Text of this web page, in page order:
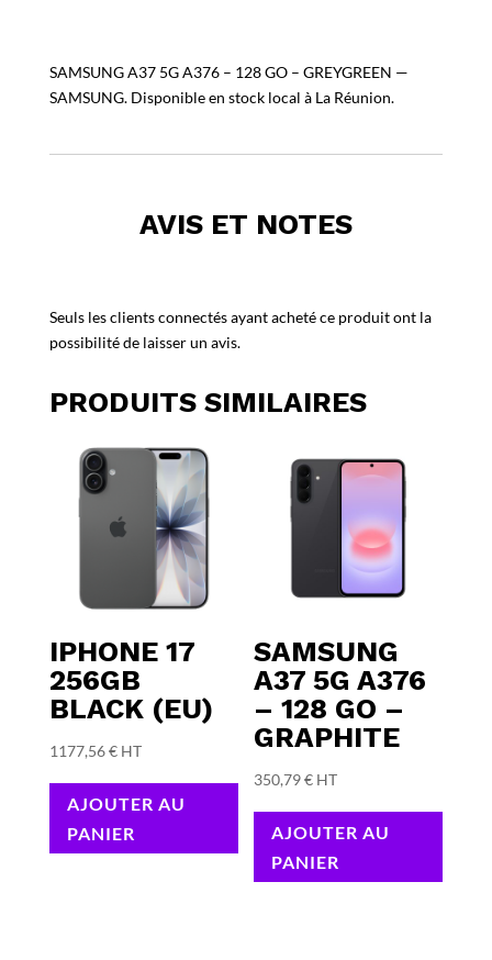
SAMSUNG A37 5G A376 – 128 GO – GREYGREEN —
SAMSUNG. Disponible en stock local à La Réunion.
AVIS ET NOTES
Seuls les clients connectés ayant acheté ce produit ont la
possibilité de laisser un avis.
PRODUITS SIMILAIRES
IPHONE 17
256GB
BLACK (EU)
1177,56€ HT
AJOUTER AU
PANIER
SAMSUNG
A37 5G A376
– 128 GO –
GRAPHITE
350,79€ HT
AJOUTER AU
PANIER